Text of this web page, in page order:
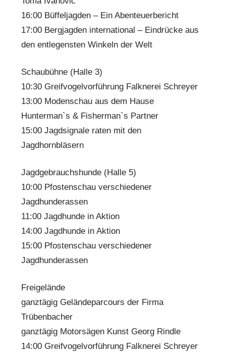
16:00 Büffeljagden – Ein Abenteuerbericht
17:00 Bergjagden international – Eindrücke aus
den entlegensten Winkeln der Welt
Schaubühne (Halle 3)
10:30 Greifvogelvorführung Falknerei Schreyer
13:00 Modenschau aus dem Hause
Hunterman`s & Fisherman`s Partner
15:00 Jagdsignale raten mit den
Jagdhornbläsern
Jagdgebrauchshunde (Halle 5)
10:00 Pfostenschau verschiedener
Jagdhunderassen
11:00 Jagdhunde in Aktion
14:00 Jagdhunde in Aktion
15:00 Pfostenschau verschiedener
Jagdhunderassen
Freigelände
ganztägig Geländeparcours der Firma
Trübenbacher
ganztägig Motorsägen Kunst Georg Rindle
14:00 Greifvogelvorführung Falknerei Schreyer